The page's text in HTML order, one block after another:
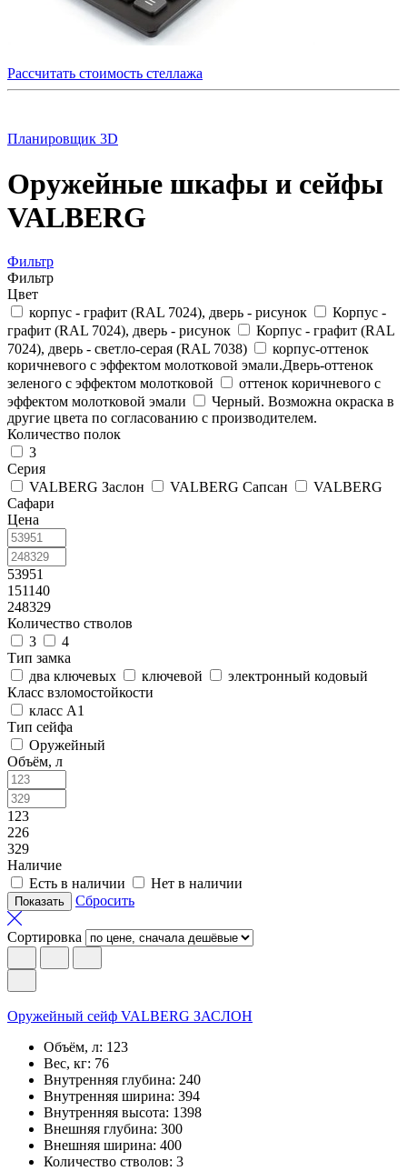
Рассчитать стоимость стеллажа
Планировщик 3D
Оружейные шкафы и сейфы
VALBERG
Фильтр
Фильтр
Цвет
корпус - графит (RAL 7024), дверь - рисунок
Корпус -
графит (RAL 7024), дверь - рисунок
Корпус - графит (RAL
7024), дверь - светло-серая (RAL 7038)
корпус-оттенок
коричневого с эффектом молотковой эмали.Дверь-оттенок
зеленого с эффектом молотковой
оттенок коричневого с
эффектом молотковой эмали
Черный. Возможна окраска в
другие цвета по согласованию с производителем.
Количество полок
3
Серия
VALBERG Заслон
VALBERG Сапсан
VALBERG
Сафари
Цена
53951
151140
248329
Количество стволов
3
4
Тип замка
два ключевых
ключевой
электронный кодовый
Класс взломостойкости
класс А1
Тип сейфа
Оружейный
Объём, л
123
226
329
Наличие
Есть в наличии
Нет в наличии
Сбросить
Сортировка
Оружейный сейф VALBERG ЗАСЛОН
Объём, л: 123
Вес, кг: 76
Внутренняя глубина: 240
Внутренняя ширина: 394
Внутренняя высота: 1398
Внешняя глубина: 300
Внешняя ширина: 400
Количество стволов: 3